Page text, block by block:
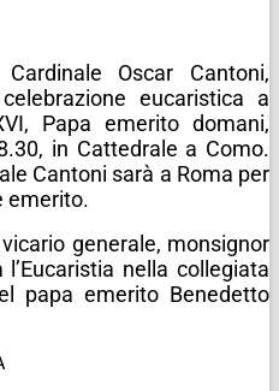
Oscar Cantoni,
eucaristica a
Papa emerito domani,
in Cattedrale a Como.
Cantoni sarà a Roma per
emerito.
generale, monsignor
nella collegiata
papa emerito Benedetto